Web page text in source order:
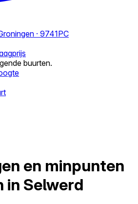
· 9741PC
buurten.
en minpunten
in Selwerd